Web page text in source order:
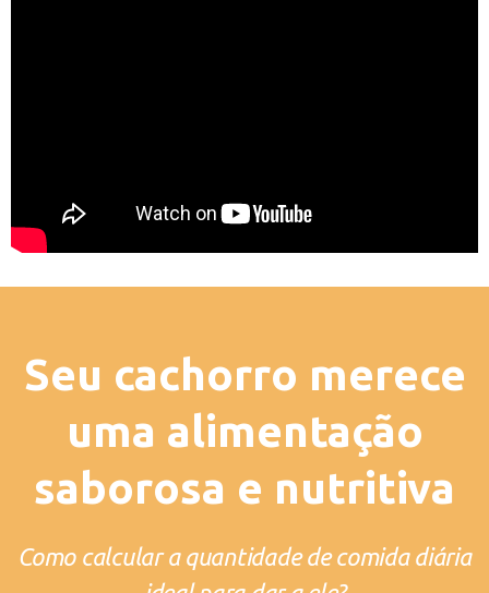
Seu cachorro merece
uma alimentação
saborosa e nutritiva
Como calcular a quantidade de comida diária